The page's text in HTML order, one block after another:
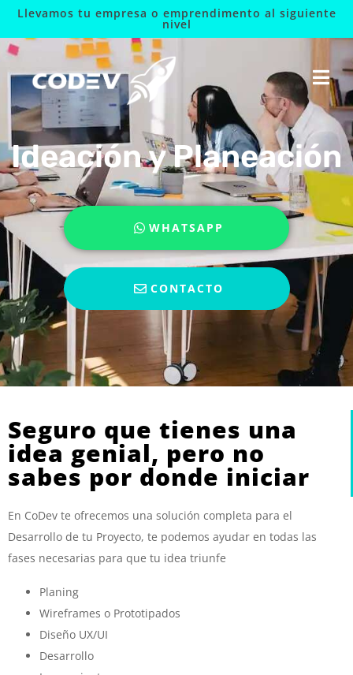
Llevamos tu empresa o emprendimento al siguiente
nivel
Ideación y Planeación
WHATSAPP
CONTACTO
Seguro que tienes una
idea genial, pero no
sabes por donde iniciar
En CoDev te ofrecemos una solución completa para el
Desarrollo de tu Proyecto, te podemos ayudar en todas las
fases necesarias para que tu idea triunfe
Planing
Wireframes o Prototipados
Diseño UX/UI
Desarrollo